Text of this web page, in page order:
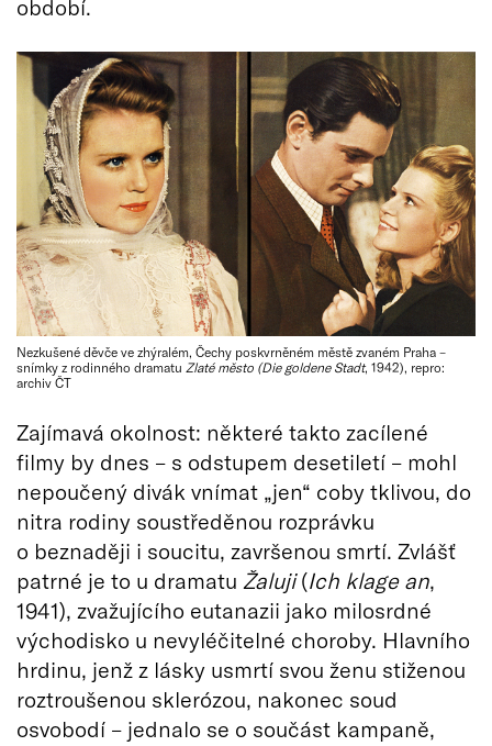
období.
Nezkušené děvče ve zhýralém, Čechy poskvrněném městě zvaném Praha –
snímky z rodinného dramatu Zlaté město (Die goldene Stadt, 1942), repro:
archiv ČT
Zajímavá okolnost: některé takto zacílené
filmy by dnes – s odstupem desetiletí – mohl
nepoučený divák vnímat „jen“ coby tklivou, do
nitra rodiny soustředěnou rozprávku
o beznaději i soucitu, završenou smrtí. Zvlášť
patrné je to u dramatu Žaluji(Ich klage an,
1941), zvažujícího eutanazii jako milosrdné
východisko u nevyléčitelné choroby. Hlavního
hrdinu, jenž z lásky usmrtí svou ženu stiženou
roztroušenou sklerózou, nakonec soud
osvobodí – jednalo se o součást kampaně,